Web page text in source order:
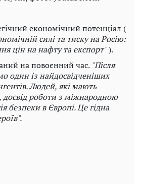
економічний потенціал (
силі та тиску на Росію:
цін на нафту та експорт").
на повоєнний час. "Після
один із найдосвідченіших
Людей, які мають
досвід роботи з міжнародною
безпеки в Європі. Це гідна